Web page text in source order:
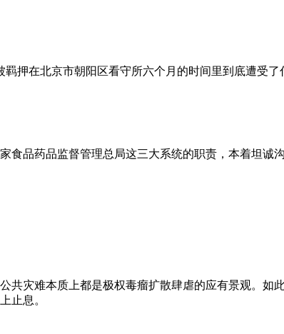
押在北京市朝阳区看守所六个月的时间里到底遭受
品药品监督管理总局这三大系统的职责，本着坦诚
灾难本质上都是极权毒瘤扩散肆虐的应有景观。如
止息。